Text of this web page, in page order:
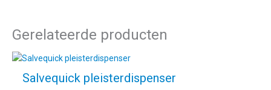
Gerelateerde producten
Salvequick pleisterdispenser